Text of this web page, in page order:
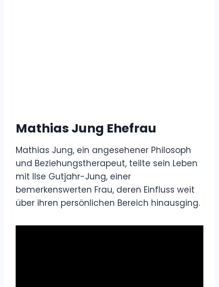
Mathias Jung Ehefrau
Mathias Jung, ein angesehener Philosoph
und Beziehungstherapeut, teilte sein Leben
mit Ilse Gutjahr-Jung, einer
bemerkenswerten Frau, deren Einfluss weit
über ihren persönlichen Bereich hinausging.